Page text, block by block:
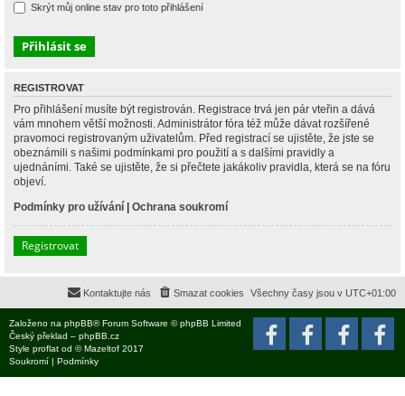
Skrýt můj online stav pro toto přihlášení
REGISTROVAT
Pro přihlášení musíte být registrován. Registrace trvá jen pár vteřin a dává
vám mnohem větší možnosti. Administrátor fóra též může dávat rozšířené
pravomoci registrovaným uživatelům. Před registrací se ujistěte, že jste se
obeznámili s našimi podmínkami pro použití a s dalšími pravidly a
ujednáními. Také se ujistěte, že si přečtete jakákoliv pravidla, která se na fóru
objeví.
Podmínky pro užívání | Ochrana soukromí
Registrovat
Všechny časy jsou v UTC+01:00
Smazat cookies
Kontaktujte nás
Založeno na phpBB® Forum Software © phpBB Limited
Český překlad – phpBB.cz
Style proflat od ©Mazeltof 2017
Soukromí | Podmínky